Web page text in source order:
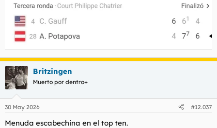
Britzingen
Muerto por dentro+
30 May 2026 #12.037
Menuda escabechina en el top ten.